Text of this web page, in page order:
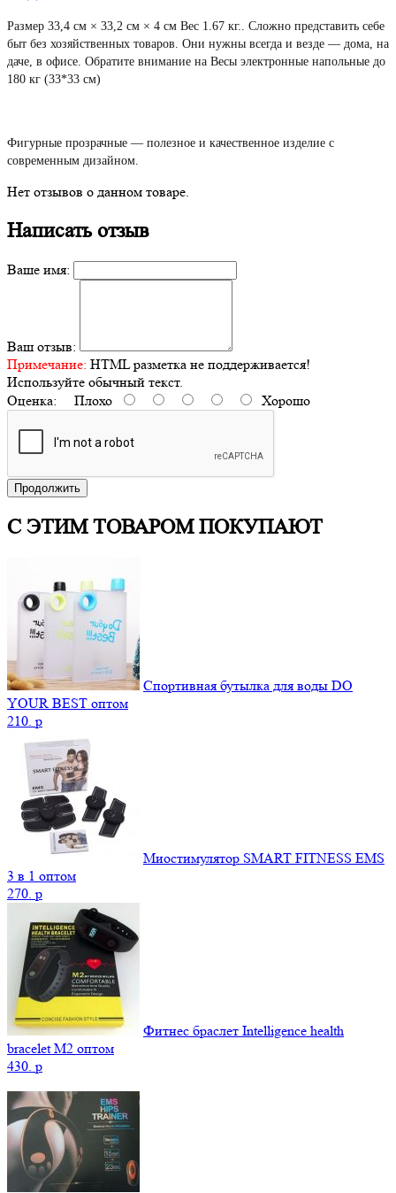
Размер 33,4 см × 33,2 см × 4 см Вес 1.67 кг.. Сложно представить себе
быт без хозяйственных товаров. Они нужны всегда и везде — дома, на
даче, в офисе. Обратите внимание на Весы электронные напольные до
180 кг (33*33 см)
Фигурные прозрачные — полезное и качественное изделие с
современным дизайном.
Нет отзывов о данном товаре.
Написать отзыв
Ваше имя:
Ваш отзыв:
Примечание: HTML разметка не поддерживается!
Используйте обычный текст.
Оценка: Плохо Хорошо
Продолжить
С ЭТИМ ТОВАРОМ ПОКУПАЮТ
Спортивная бутылка для воды DO
YOUR BEST оптом
210. p
Миостимулятор SMART FITNESS EMS
3 в 1 оптом
270. p
Фитнес браслет Intelligence health
bracelet M2 оптом
430. p